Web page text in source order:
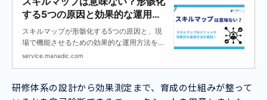
する5つの原因と効果的な運用方
法を解説
スキルマップが形骸化する5つの原因と、現
場で機能させるための効果的な運用方法を解
説します。
service.manadic.com
研修体系の設計から効果測定まで、育成の仕組みが整って